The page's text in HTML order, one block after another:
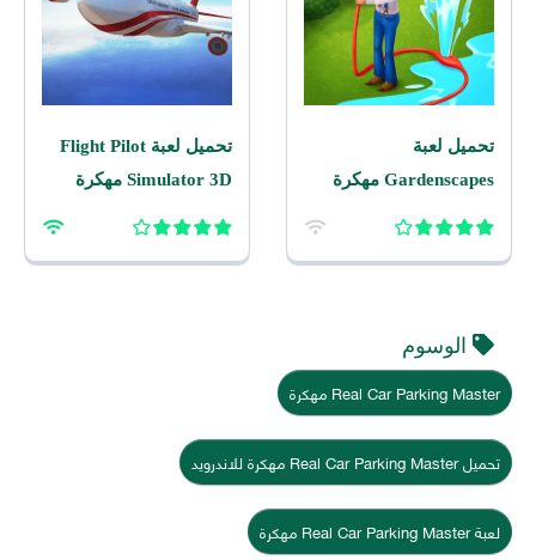
تحميل لعبة
Gardenscapes مهكرة
تحميل لعبة Flight Pilot
Simulator 3D مهكرة
الوسوم
Real Car Parking Master مهكرة
تحميل Real Car Parking Master مهكرة للاندرويد
لعبة Real Car Parking Master مهكرة